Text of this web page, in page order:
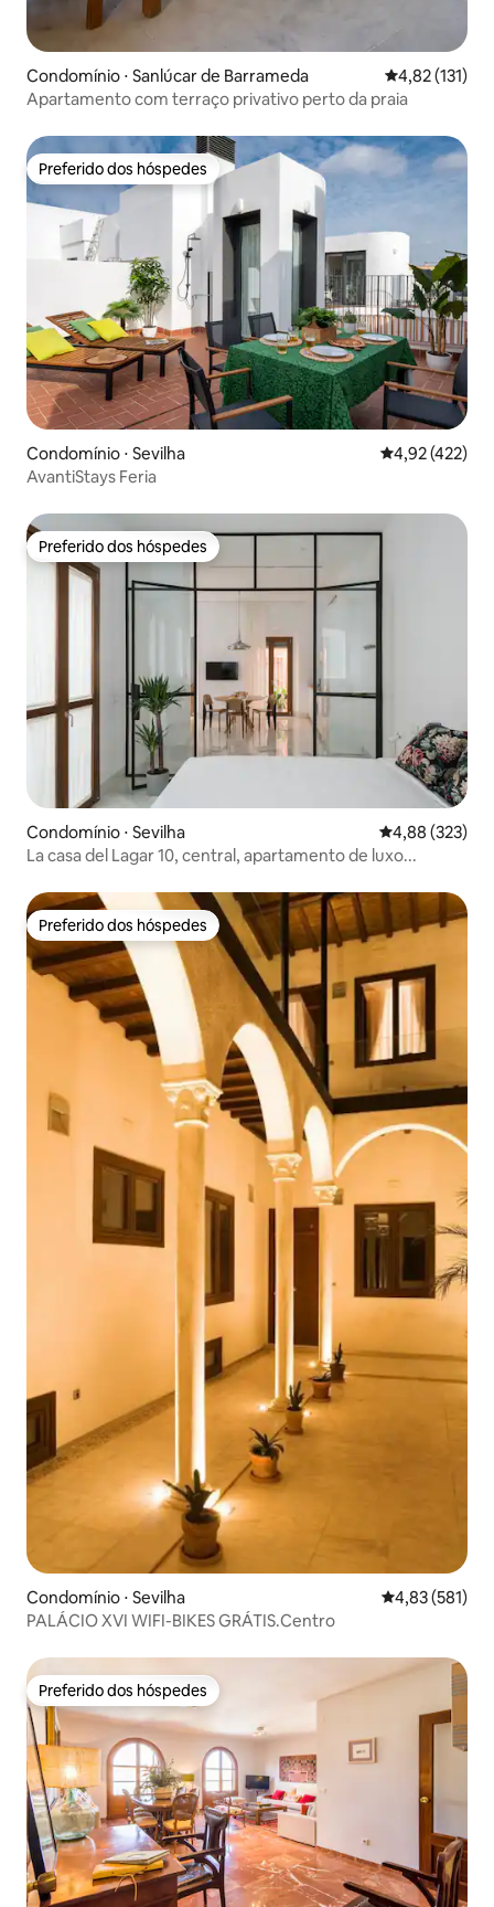
Condomínio ⋅ Sanlúcar de Barrameda 4,82 de uma
4,82 (131)
Apartamento com terraço privativo perto da praia
Preferido dos hóspedes
Preferido dos hóspedes
Condomínio ⋅ Sevilha 4,92 de uma
4,92 (422)
AvantiStays Feria
Preferido dos hóspedes
Preferido dos hóspedes
Condomínio ⋅ Sevilha 4,88 de uma
4,88 (323)
La casa del Lagar 10, central, apartamento de luxo...
Preferido dos hóspedes
Preferido dos hóspedes
Condomínio ⋅ Sevilha 4,83 de uma
4,83 (581)
PALÁCIO XVI WIFI-BIKES GRÁTIS.Centro
Preferido dos hóspedes
Preferido dos hóspedes